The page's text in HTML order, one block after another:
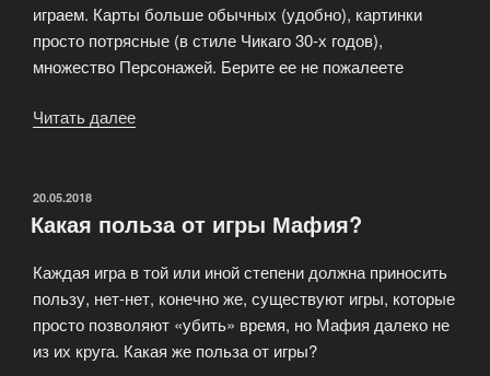
играем. Карты больше обычных (удобно), картинки
просто потрясные (в стиле Чикаго 30-х годов),
множество Персонажей. Берите ее не пожалеете
Читать далее
ОПУБЛИКОВАНО
20.05.2018
Какая польза от игры Мафия?
Каждая игра в той или иной степени должна приносить
пользу, нет-нет, конечно же, существуют игры, которые
просто позволяют «убить» время, но Мафия далеко не
из их круга. Какая же польза от игры?